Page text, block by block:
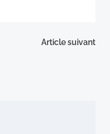
Article suivant